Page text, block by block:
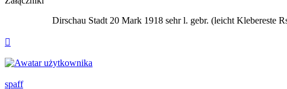
Dirschau Stadt 20 Mark 1918 sehr l. gebr. (leicht Klebereste
spaff